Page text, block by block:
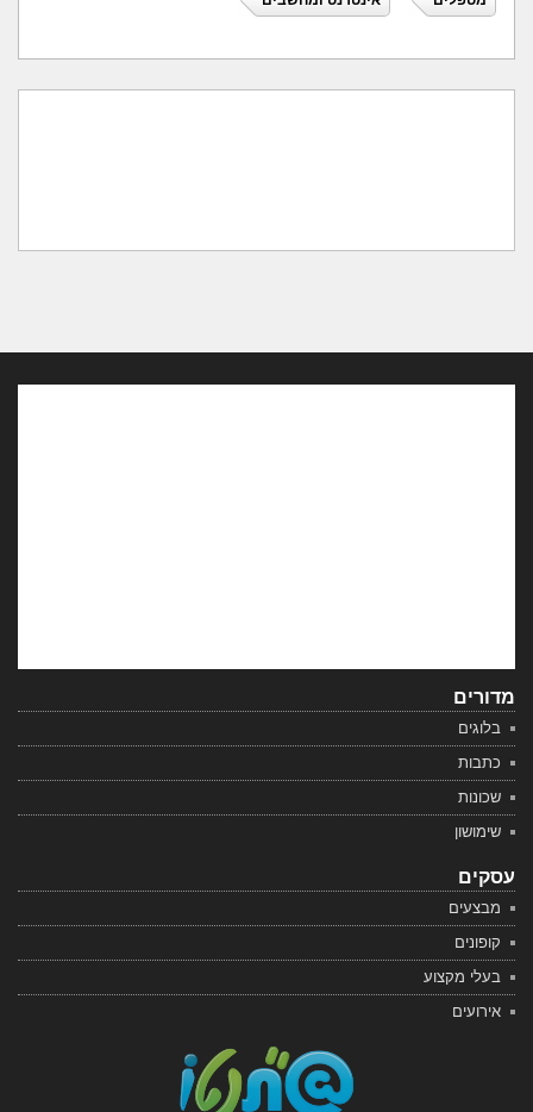
מדורים
בלוגים
כתבות
שכונות
שימושון
עסקים
מבצעים
קופונים
בעלי מקצוע
אירועים